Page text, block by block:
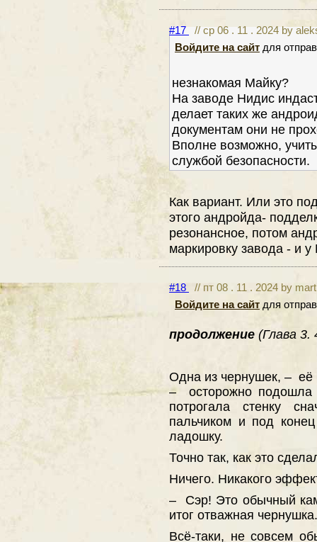
#17// ср 06 . 11 . 2024 by
Войдите на сайт для
незнакомая Майку?
На заводе Нидис
делает таких же
документам они не
Вполне возможно,
службой безопасности.
Как вариант. Или это
этого андройда-
резонансное, потом
маркировку завода - и
#18
// пт 08 . 11 . 2024 by
Войдите на сайт для
продолжение (Глава 3.
Одна из чернушек, – её
– осторожно подошла
потрогала стенку
пальчиком и под
ладошку.
Точно так, как это
Ничего. Никакого
– Сэр! Это обычный
итог отважная чернушка.
Всё-таки, не совсем